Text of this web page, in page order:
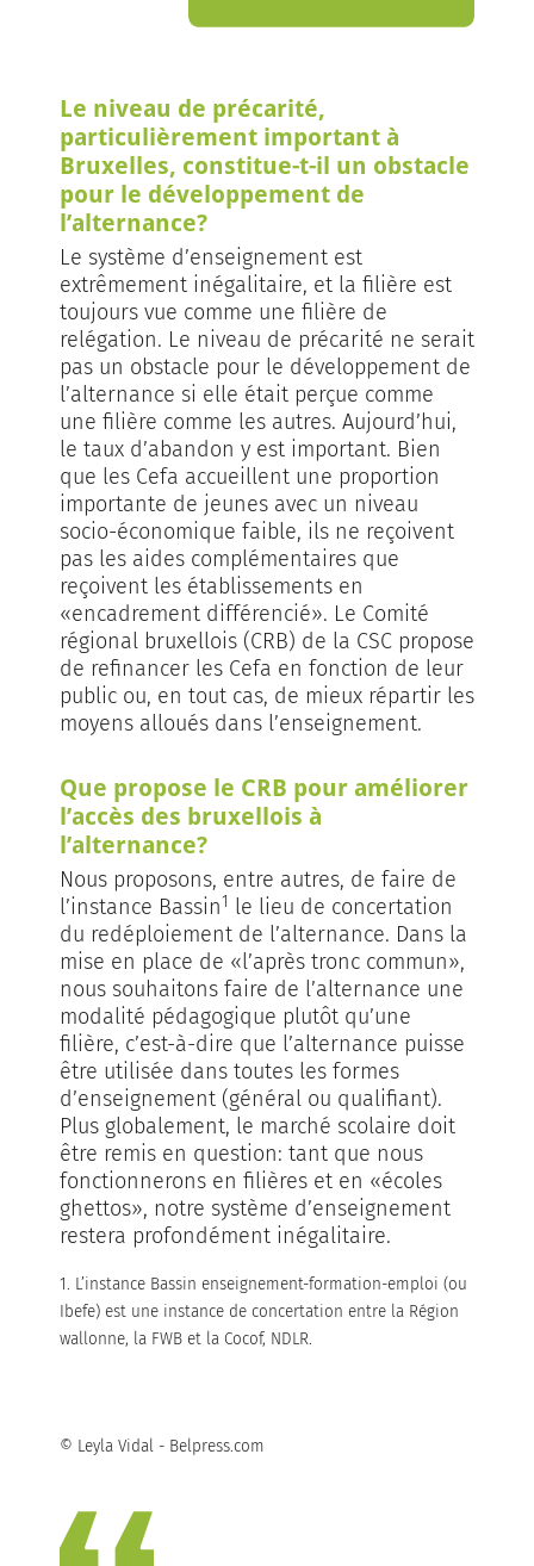
Le niveau de précarité,
particulièrement important à
Bruxelles, constitue-t-il un obstacle
pour le développement de
l’alternance?
Le système d’enseignement est
extrêmement inégalitaire, et la filière est
toujours vue comme une filière de
relégation. Le niveau de précarité ne serait
pas un obstacle pour le développement de
l’alternance si elle était perçue comme
une filière comme les autres. Aujourd’hui,
le taux d’abandon y est important. Bien
que les Cefa accueillent une proportion
importante de jeunes avec un niveau
socio-économique faible, ils ne reçoivent
pas les aides complémentaires que
reçoivent les établissements en
«encadrement différencié». Le Comité
régional bruxellois (CRB) de la CSC propose
de refinancer les Cefa en fonction de leur
public ou, en tout cas, de mieux répartir les
moyens alloués dans l’enseignement.
Que propose le CRB pour améliorer
l’accès des bruxellois à
l’alternance?
Nous proposons, entre autres, de faire de
l’instance Bassin1 le lieu de concertation
du redéploiement de l’alternance. Dans la
mise en place de «l’après tronc commun»,
nous souhaitons faire de l’alternance une
modalité pédagogique plutôt qu’une
filière, c’est-à-dire que l’alternance puisse
être utilisée dans toutes les formes
d’enseignement (général ou qualifiant).
Plus globalement, le marché scolaire doit
être remis en question: tant que nous
fonctionnerons en filières et en «écoles
ghettos», notre système d’enseignement
restera profondément inégalitaire.
1. L’instance Bassin enseignement-formation-emploi (ou
Ibefe) est une instance de concertation entre la Région
wallonne, la FWB et la Cocof, NDLR.
© Leyla Vidal - Belpress.com